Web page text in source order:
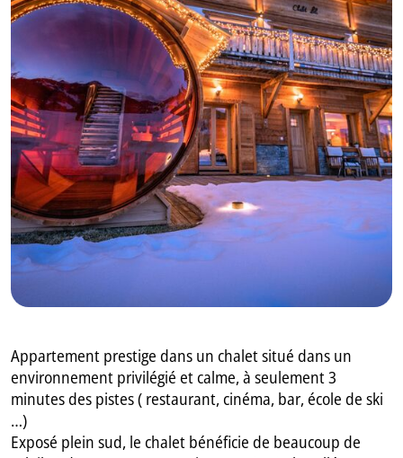
RECHERCHER
FR
GB
IT
Appartement prestige dans un chalet situé dans un
environnement privilégié et calme, à seulement 3
minutes des pistes ( restaurant, cinéma, bar, école de ski
…)
Exposé plein sud, le chalet bénéficie de beaucoup de